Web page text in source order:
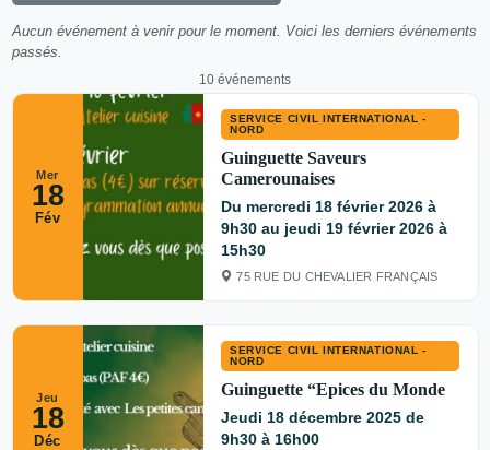
Aucun événement à venir pour le moment. Voici les derniers événements
passés.
10 événements
Mer
18
Fév
SERVICE CIVIL INTERNATIONAL -
NORD
Guinguette Saveurs
Camerounaises
Du mercredi 18 février 2026 à
9h30 au jeudi 19 février 2026 à
15h30
75 RUE DU CHEVALIER FRANÇAIS
Jeu
18
Déc
SERVICE CIVIL INTERNATIONAL -
NORD
Guinguette “Epices du Monde
Jeudi 18 décembre 2025 de
9h30 à 16h00